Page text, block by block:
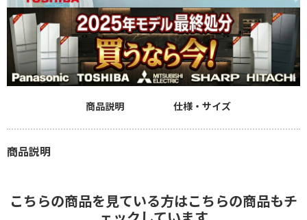
商品説明 仕様・サイズ
商品説明
こちらの商品を見ている方はこちらの商品もチ